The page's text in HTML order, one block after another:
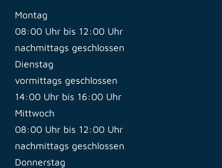
Montag
08:00 Uhr bis 12:00 Uhr
nachmittags geschlossen
Dienstag
vormittags geschlossen
14:00 Uhr bis 16:00 Uhr
Mittwoch
08:00 Uhr bis 12:00 Uhr
nachmittags geschlossen
Donnerstag